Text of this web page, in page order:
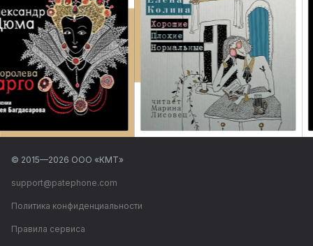
© 2015—2026 ООО «КМТ»
support@patephone.com
Политика конфиденциальности
Правила сервиса